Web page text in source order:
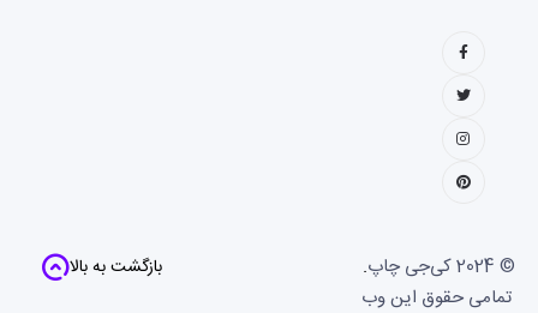
© 2024 کی‌جی چاپ.
تمامی حقوق این وب
بازگشت به بالا